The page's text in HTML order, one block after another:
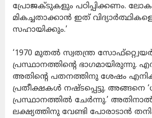
പ്രോജക്ടുകളും പഠിപ്പിക്കണം.
മികച്ചതാക്കാന്‍ ഇത്
സഹായിക്കും.’
‘1970 മുതല്‍ സ്വതന്ത്ര
പ്രസ്ഥാനത്തിന്റെ ഭാഗമായിരുന്നു.
അതിന്റെ പതനത്തിനു ശേഷം
പ്രതീക്ഷകള്‍ നഷ്ടപ്പെട്ടു. അങ്ങനെ
പ്രസ്ഥാനത്തില്‍ ചേര്‍ന്നു.’
ലക്ഷ്യത്തിനു വേണ്ടി പോരാടാന്‍